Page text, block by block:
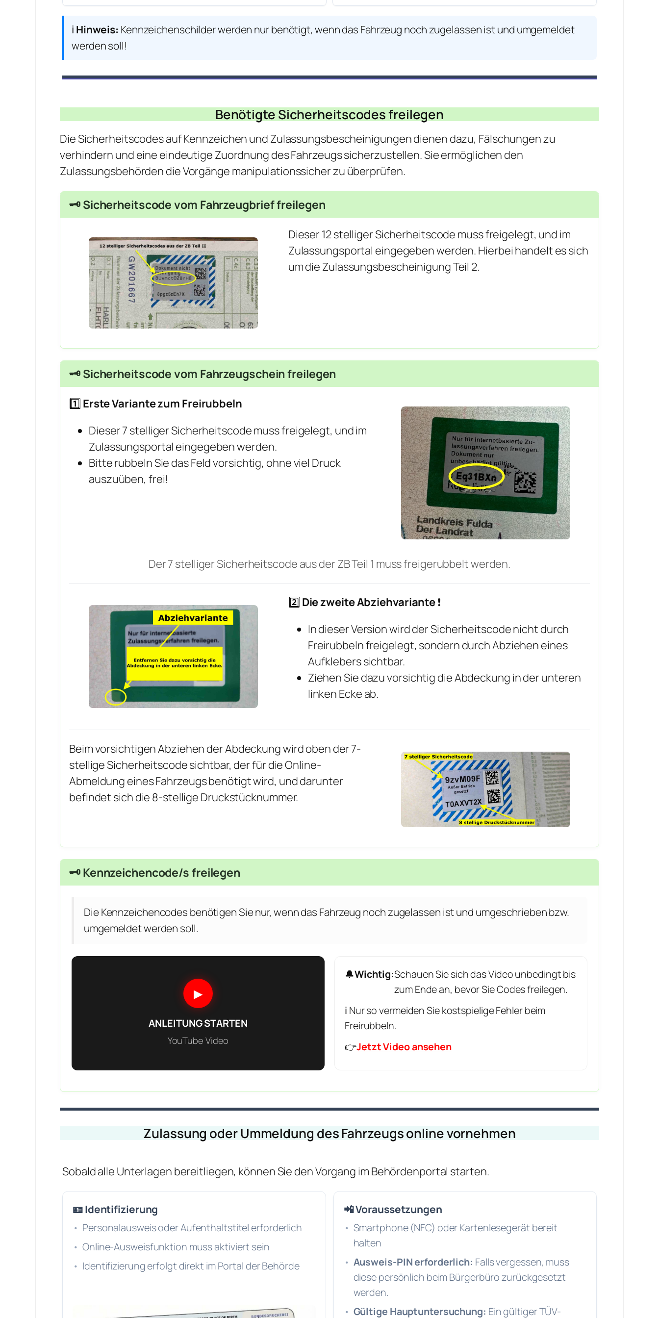
ℹ️ Hinweis: Kennzeichenschilder werden nur benötigt, wenn das Fahrzeug noch zugelassen ist und umgemeldet
werden soll!
Benötigte Sicherheitscodes freilegen
Die Sicherheitscodes auf Kennzeichen und Zulassungsbescheinigungen dienen dazu, Fälschungen zu
verhindern und eine eindeutige Zuordnung des Fahrzeugs sicherzustellen. Sie ermöglichen den
Zulassungsbehörden die Vorgänge manipulationssicher zu überprüfen.
🗝️ Sicherheitscode vom Fahrzeugbrief freilegen
Dieser 12 stelliger Sicherheitscode muss freigelegt, und im
Zulassungsportal eingegeben werden. Hierbei handelt es sich
um die Zulassungsbescheinigung Teil 2.
🗝️ Sicherheitscode vom Fahrzeugschein freilegen
1️⃣Erste Variante zum Freirubbeln
Dieser 7 stelliger Sicherheitscode muss freigelegt, und im
Zulassungsportal eingegeben werden.
Bitte rubbeln Sie das Feld vorsichtig, ohne viel Druck
auszuüben, frei!
Der 7 stelliger Sicherheitscode aus der ZB Teil 1 muss freigerubbelt werden.
2️⃣Die zweite Abziehvariante❗️
In dieser Version wird der Sicherheitscode nicht durch
Freirubbeln freigelegt, sondern durch Abziehen eines
Aufklebers sichtbar.
Ziehen Sie dazu vorsichtig die Abdeckung in der unteren
linken Ecke ab.
Beim vorsichtigen Abziehen der Abdeckung wird oben der 7-
stellige Sicherheitscode sichtbar, der für die Online-
Abmeldung eines Fahrzeugs benötigt wird, und darunter
befindet sich die 8-stellige Druckstücknummer.
🗝️ Kennzeichencode/s freilegen
Die Kennzeichencodes benötigen Sie nur, wenn das Fahrzeug noch zugelassen ist und umgeschrieben bzw.
umgemeldet werden soll.
▶
ANLEITUNG STARTEN
YouTube Video
🔔Wichtig:Schauen Sie sich das Video unbedingt bis
zum Ende an, bevor Sie Codes freilegen.
ℹ️ Nur so vermeiden Sie kostspielige Fehler beim
Freirubbeln.
👉Jetzt Video ansehen
Zulassung oder Ummeldung des Fahrzeugs online vornehmen
Sobald alle Unterlagen bereitliegen, können Sie den Vorgang im Behördenportal starten.
🪪 Identifizierung
Personalausweis oder Aufenthaltstitel erforderlich
Online-Ausweisfunktion muss aktiviert sein
Identifizierung erfolgt direkt im Portal der Behörde
📲 Voraussetzungen
Smartphone (NFC) oder Kartenlesegerät bereit
halten
Ausweis-PIN erforderlich: Falls vergessen, muss
diese persönlich beim Bürgerbüro zurückgesetzt
werden.
Gültige Hauptuntersuchung: Ein gültiger TÜV-